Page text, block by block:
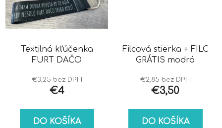
Textilná kľúčenka
FURT DAČO
€3,25 bez DPH
€4
DO KOŠÍKA
Filcová stierka + FILC
GRÁTIS modrá
€2,85 bez DPH
€3,50
DO KOŠÍKA